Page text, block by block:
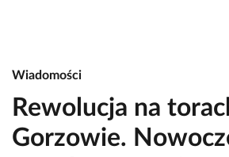
Wiadomości
Rewolucja na
Gorzowie.